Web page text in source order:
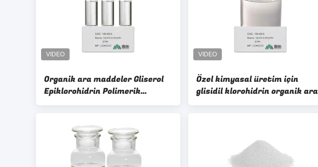
Organik ara maddeler Gliserol
Epiklorohidrin Polimerik
malzeme geliştirme için
Özel kimyasal üretim için
glisidil klorohidrin organik ara
maddeler